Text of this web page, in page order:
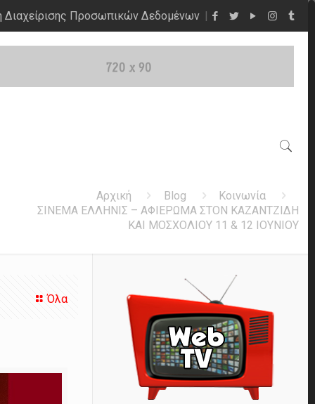
Διαχείρισης Προσωπικών Δεδομένων
Αρχική Blog
Κοινωνία
ΣΙΝΕΜΑ ΕΛΛΗΝΙΣ – ΑΦΙΕΡΩΜΑ ΣΤΟΝ ΚΑΖΑΝΤΖΙΔΗ
ΚΑΙ ΜΟΣΧΟΛΙΟΥ 11 & 12 ΙΟΥΝΙΟΥ
Όλα